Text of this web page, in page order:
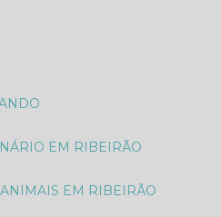
EM RIBEIRÃO
ANIMAIS EM RIBEIRÃO